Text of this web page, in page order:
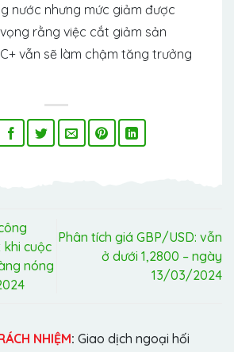
nước nhưng mức giảm được
rằng việc cắt giảm sản
vẫn sẽ làm chậm tăng trưởng
khi cuộc
nóng
Phân tích giá GBP/USD: vẫn
ở dưới 1,2800 – ngày
13/03/2024
NHIỆM: Giao dịch ngoại hối